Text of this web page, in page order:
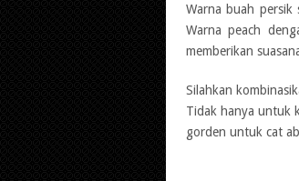
Warna buah
Warna peach
memberikan
Silahkan
Tidak hanya untuk
gorden untuk cat